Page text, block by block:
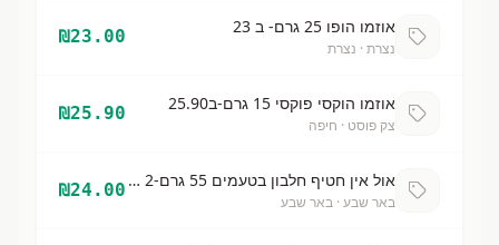
אוזמו הופו 25 גרם- ב 23
נצרת · נצרת
₪23.00
אוזמו הוקסי פוקסי 15 גרם-ב25.90
צק פוסט · חיפה
₪25.90
אול אין חטיף חלבון בטעמים 55 גרם-2 ב24
באר שבע · באר שבע
₪24.00